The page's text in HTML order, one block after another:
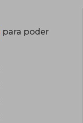
para poder